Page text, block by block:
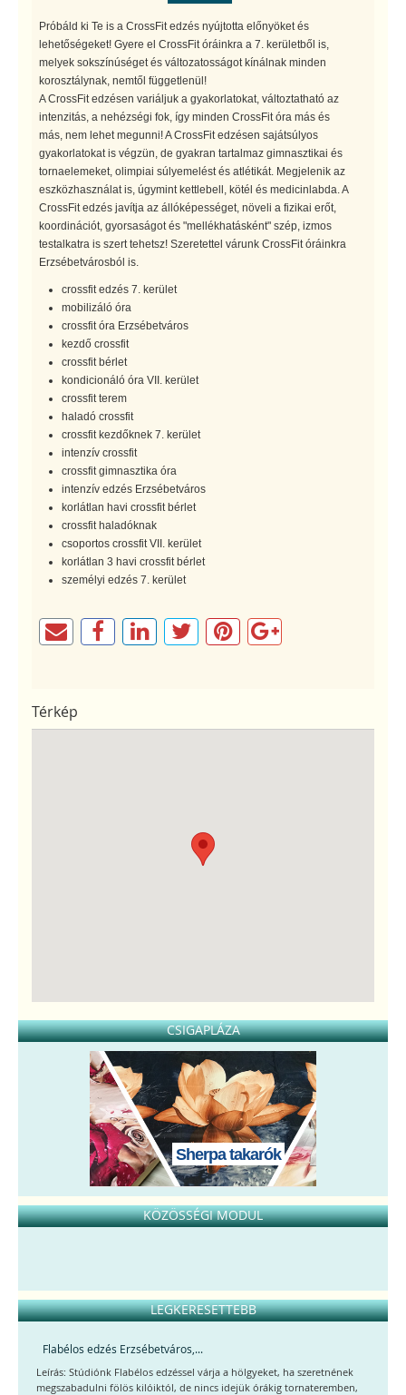
Próbáld ki Te is a CrossFit edzés nyújtotta előnyöket és
lehetőségeket! Gyere el CrossFit óráinkra a 7. kerületből is,
melyek sokszínúséget és változatosságot kínálnak minden
korosztálynak, nemtől függetlenül!
A CrossFit edzésen variáljuk a gyakorlatokat, változtatható az
intenzitás, a nehézségi fok, így minden CrossFit óra más és
más, nem lehet megunni! A CrossFit edzésen sajátsúlyos
gyakorlatokat is végzün, de gyakran tartalmaz gimnasztikai és
tornaelemeket, olimpiai súlyemelést és atlétikát. Megjelenik az
eszközhasználat is, úgymint kettlebell, kötél és medicinlabda. A
CrossFit edzés javítja az állóképességet, növeli a fizikai erőt,
koordinációt, gyorsaságot és "mellékhatásként" szép, izmos
testalkatra is szert tehetsz! Szeretettel várunk CrossFit óráinkra
Erzsébetvárosból is.
crossfit edzés 7. kerület
mobilizáló óra
crossfit óra Erzsébetváros
kezdő crossfit
crossfit bérlet
kondicionáló óra VII. kerület
crossfit terem
haladó crossfit
crossfit kezdőknek 7. kerület
intenzív crossfit
crossfit gimnasztika óra
intenzív edzés Erzsébetváros
korlátlan havi crossfit bérlet
crossfit haladóknak
csoportos crossfit VII. kerület
korlátlan 3 havi crossfit bérlet
személyi edzés 7. kerület
Térkép
CSIGAPLÁZA
Sherpa takarók
KÖZÖSSÉGI MODUL
LEGKERESETTEBB
Flabélos edzés Erzsébetváros,...
Leírás: Stúdiónk Flabélos edzéssel várja a hölgyeket, ha szeretnének
megszabadulni fölös kilóiktól, de nincs idejük órákig tornateremben,